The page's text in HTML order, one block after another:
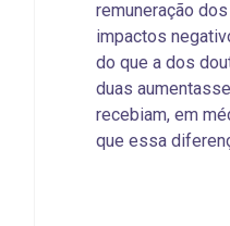
remuneração
impactos
do que a dos
duas
recebiam, em
que essa